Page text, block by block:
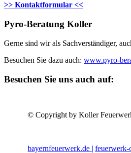
>> Kontaktformular <<
Pyro-Beratung Koller
Gerne sind wir als Sachverständiger,
Besuchen Sie dazu auch: www.pyro-
Besuchen Sie uns auch auf:
© Copyright by Koller
bayernfeuerwerk.de | feuerwerk-